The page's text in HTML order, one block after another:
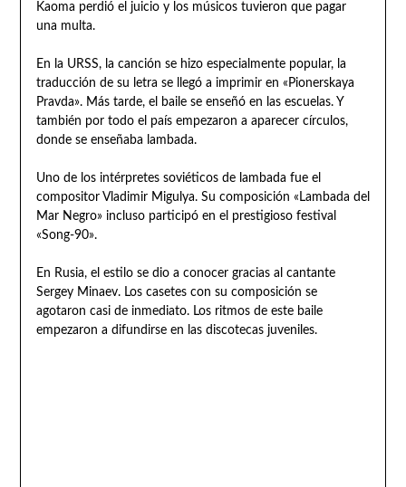
Kaoma perdió el juicio y los músicos tuvieron que pagar
una multa.
En la URSS, la canción se hizo especialmente popular, la
traducción de su letra se llegó a imprimir en «Pionerskaya
Pravda». Más tarde, el baile se enseñó en las escuelas. Y
también por todo el país empezaron a aparecer círculos,
donde se enseñaba lambada.
Uno de los intérpretes soviéticos de lambada fue el
compositor Vladimir Migulya. Su composición «Lambada del
Mar Negro» incluso participó en el prestigioso festival
«Song-90».
En Rusia, el estilo se dio a conocer gracias al cantante
Sergey Minaev. Los casetes con su composición se
agotaron casi de inmediato. Los ritmos de este baile
empezaron a difundirse en las discotecas juveniles.